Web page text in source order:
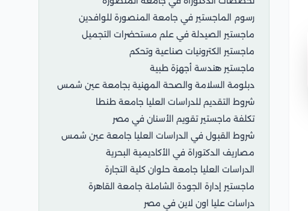
رسوم الماجستير في جامعة المنصورة للوافدين
ماجستير الصيدلة في علم مستحضرات التجميل
ماجستير الكترونيات صناعية وتحكم
ماجستير هندسة أجهزة طبية
دبلومة السلامة والصحة المهنية بجامعة عين شمس
شروط التقديم للدراسات العليا جامعة طنطا
تكلفة ماجستير تقويم الأسنان في مصر
شروط القبول في الدراسات العليا جامعة عين شمس
مصاريف الدكتوراة في الأكاديمية البحرية
الدراسات العليا جامعة حلوان كلية التجارة
ماجستير إدارة الجودة الشاملة جامعة القاهرة
دراسات عليا اون لاين في مصر